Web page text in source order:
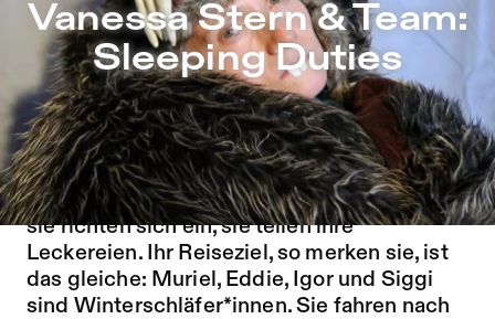
Zu Programm springen
Zu Aktuelles springen
Zu Seiten springen
Vanessa Stern & Team: Sleeping Duties – Sophiensæle
Vanessa Stern & Team:
Sleeping Duties
Vier Zugreisende – sind es Menschen, sind
es Tiere? – begegnen sich im
Schlafwagenabteil. Sie lernen sich kennen,
sie richten sich ein, sie teilen ihre
Leckereien. Ihr Reiseziel, so merken sie, ist
das gleiche: Muriel, Eddie, Igor und Siggi
sind Winterschläfer*innen. Sie fahren nach